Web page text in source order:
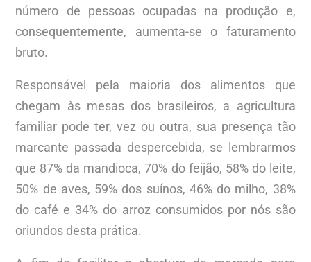
número de pessoas ocupadas na produção e,
consequentemente, aumenta-se o faturamento
bruto.
Responsável pela maioria dos alimentos que
chegam às mesas dos brasileiros, a agricultura
familiar pode ter, vez ou outra, sua presença tão
marcante passada despercebida, se lembrarmos
que 87% da mandioca, 70% do feijão, 58% do leite,
50% de aves, 59% dos suínos, 46% do milho, 38%
do café e 34% do arroz consumidos por nós são
oriundos desta prática.